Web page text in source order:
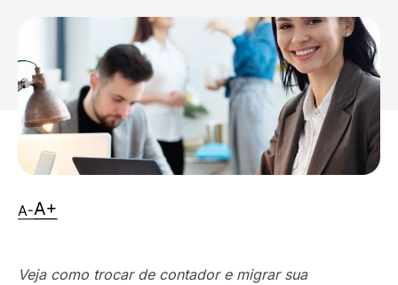
Veja como trocar de contador e migrar sua